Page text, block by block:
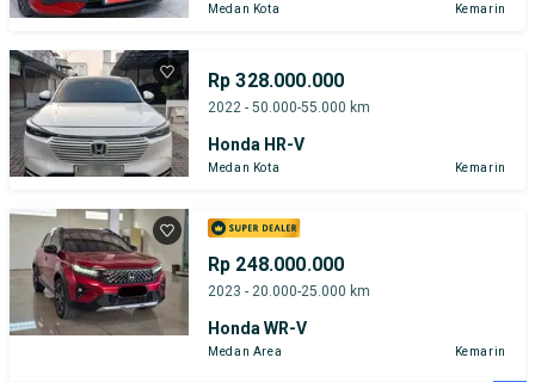
Medan Kota Kemarin
Rp 328.000.000
2022 - 50.000-55.000 km
Honda HR-V
Medan Kota Kemarin
Rp 248.000.000
2023 - 20.000-25.000 km
Honda WR-V
Medan Area Kemarin